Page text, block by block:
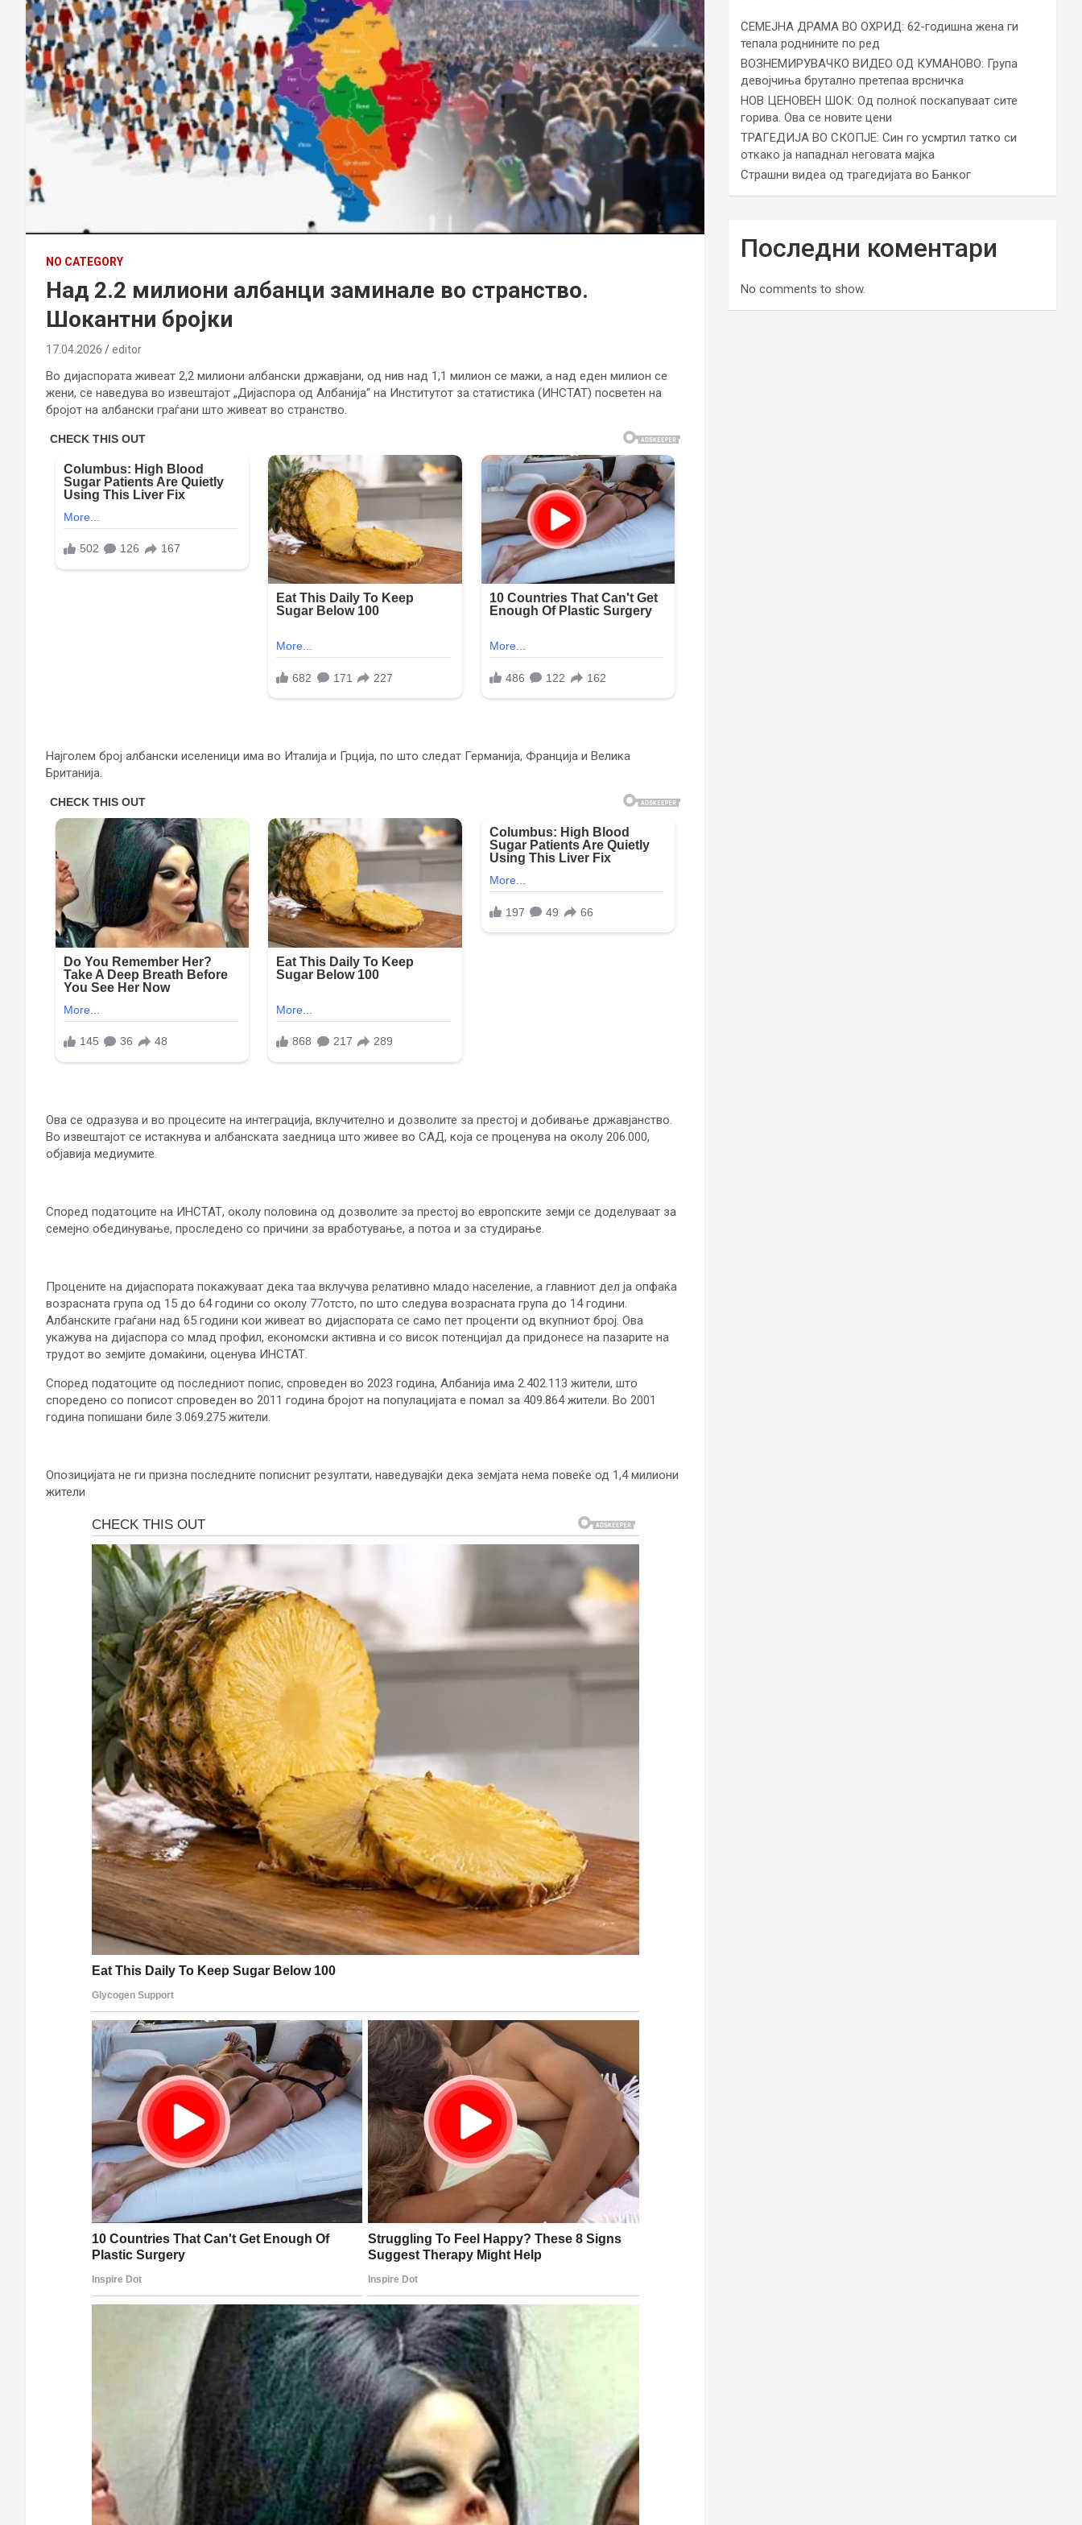
NO CATEGORY
Над 2.2 милиони албанци заминале во странство.
Шокантни бројки
17.04.2026 editor
Во дијаспората живеат 2,2 милиони албански државјани, од нив над 1,1 милион се мажи, а над еден милион се
жени, се наведува во извештајот „Дијаспора од Албанија“ на Институтот за статистика (ИНСТАТ) посветен на
бројот на албански граѓани што живеат во странство.
Најголем број албански иселеници има во Италија и Грција, по што следат Германија, Франција и Велика
Британија.
Ова се одразува и во процесите на интеграција, вклучително и дозволите за престој и добивање државјанство.
Во извештајот се истакнува и албанската заедница што живее во САД, која се проценува на околу 206.000,
објавија медиумите.
Според податоците на ИНСТАТ, околу половина од дозволите за престој во европските земји се доделуваат за
семејно обединување, проследено со причини за вработување, а потоа и за студирање.
Процените на дијаспората покажуваат дека таа вклучува релативно младо население, а главниот дел ја опфаќа
возрасната група од 15 до 64 години со околу 77отсто, по што следува возрасната група до 14 години.
Албанските граѓани над 65 години кои живеат во дијаспората се само пет проценти од вкупниот број. Ова
укажува на дијаспора со млад профил, економски активна и со висок потенцијал да придонесе на пазарите на
трудот во земјите домаќини, оценува ИНСТАТ.
Според податоците од последниот попис, спроведен во 2023 година, Албанија има 2.402.113 жители, што
споредено со пописот спроведен во 2011 година бројот на популацијата е помал за 409.864 жители. Во 2001
година попишани биле 3.069.275 жители.
Опозицијата не ги призна последните пописнит резултати, наведувајќи дека земјата нема повеќе од 1,4 милиони
жители
СЕМЕЈНА ДРАМА ВО ОХРИД: 62-годишна жена ги
тепала роднините по ред
ВОЗНЕМИРУВАЧКО ВИДЕО ОД КУМАНОВО: Група
девојчиња брутално претепаа врсничка
НОВ ЦЕНОВЕН ШОК: Од полноќ поскапуваат сите
горива. Ова се новите цени
ТРАГЕДИЈА ВО СКОПЈЕ: Син го усмртил татко си
откако ја нападнал неговата мајка
Страшни видеа од трагедијата во Банког
Последни коментари
No comments to show.